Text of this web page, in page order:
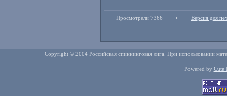
Просмотрели 7366 • Версия для
Copyright © 2004 Российская спиннинговая лига. При использовании
Powered by Cute